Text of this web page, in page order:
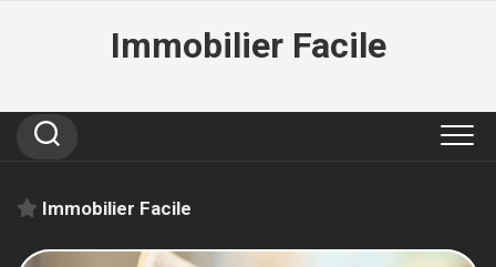
Immobilier Facile
Immobilier Facile